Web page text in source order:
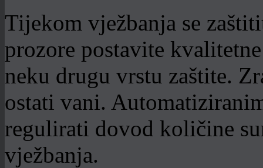
Tijekom vježbanja se
prozore postavite
neku drugu vrstu zaštite.
ostati vani.
regulirati dovod količine
vježbanja.